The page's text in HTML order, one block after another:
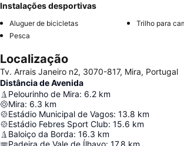
Instalações desportivas
Aluguer de bicicletas
Trilho para
Pesca
Localização
Tv. Arrais Janeiro n2, 3070-817, Mira, Portugal
Distância de Avenida
Pelourinho de Mira: 6.2 km
Mira: 6.3 km
Estádio Municipal de Vagos: 13.8 km
Estádio Febres Sport Club: 15.6 km
Baloiço da Borda: 16.3 km